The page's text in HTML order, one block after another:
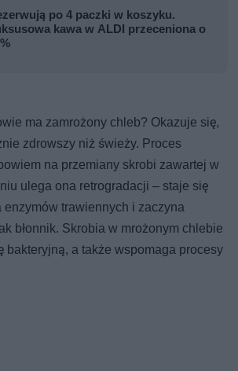
po 4 paczki w koszyku.
kawa w ALDI przeceniona o
ma zamrożony chleb? Okazuje się,
zdrowszy niż świeży. Proces
na przemiany skrobi zawartej w
ulega ona retrogradacji – staje się
enzymów trawiennych i zaczyna
błonnik. Skrobia w mrożonym chlebie
bakteryjną, a także wspomaga procesy